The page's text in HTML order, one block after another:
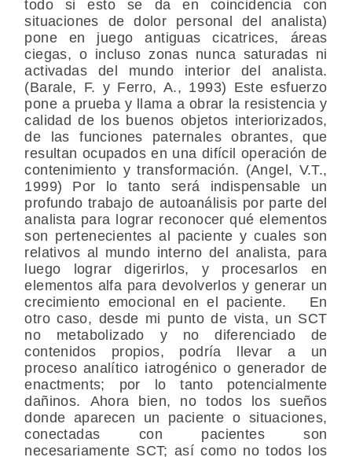
todo si esto se da en coincidencia con
situaciones de dolor personal del analista)
pone en juego antiguas cicatrices, áreas
ciegas, o incluso zonas nunca saturadas ni
activadas del mundo interior del analista.
(Barale, F. y Ferro, A., 1993) Este esfuerzo
pone a prueba y llama a obrar la resistencia y
calidad de los buenos objetos interiorizados,
de las funciones paternales obrantes, que
resultan ocupados en una difícil operación de
contenimiento y transformación. (Angel, V.T.,
1999) Por lo tanto será indispensable un
profundo trabajo de autoanálisis por parte del
analista para lograr reconocer qué elementos
son pertenecientes al paciente y cuales son
relativos al mundo interno del analista, para
luego lograr digerirlos, y procesarlos en
elementos alfa para devolverlos y generar un
crecimiento emocional en el paciente. En
otro caso, desde mi punto de vista, un SCT
no metabolizado y no diferenciado de
contenidos propios, podría llevar a un
proceso analítico iatrogénico o generador de
enactments; por lo tanto potencialmente
dañinos. Ahora bien, no todos los sueños
donde aparecen un paciente o situaciones,
conectadas con pacientes son
necesariamente SCT; así como no todos los